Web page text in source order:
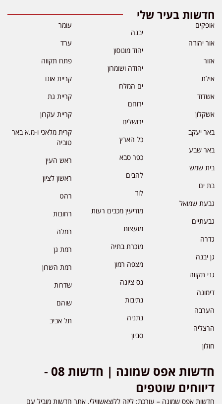
חדשות בעיר שלי
אופקים
אור יהודה
אזור
אילת
אשדוד
אשקלון
באר יעקב
באר שבע
בית שמש
בת ים
גבעת שמואל
גבעתיים
גדרה
גן יבנה
גני תקווה
דימונה
הערבה
הרצליה
חולון
יבנה
יהוד מונוסון
יהודה ושומרון
ים המלח
ירוחם
ירושלים
כל הארץ
כפר סבא
להבים
לוד
מודיעין מכבים רעות
מועצות
מזכרת בתיה
מצפה רמון
נס ציונה
נתיבות
נתניה
סביון
עומר
ערד
פתח תקווה
קריית אונו
קריית גת
קריית עקרון
קרית מלאכי ו-מ.א באר
טוביה
ראש העין
ראשון לציון
רהט
רחובות
רמלה
רמת גן
רמת השרון
שדרות
שוהם
תל אביב
חדשות אפס שמונה | חדשות 08 -
דיווחים שוטפים
חדשות אפס שמונה – עורכת: ליזה ללוצאשווילי. אתר חדשות מוביל עם